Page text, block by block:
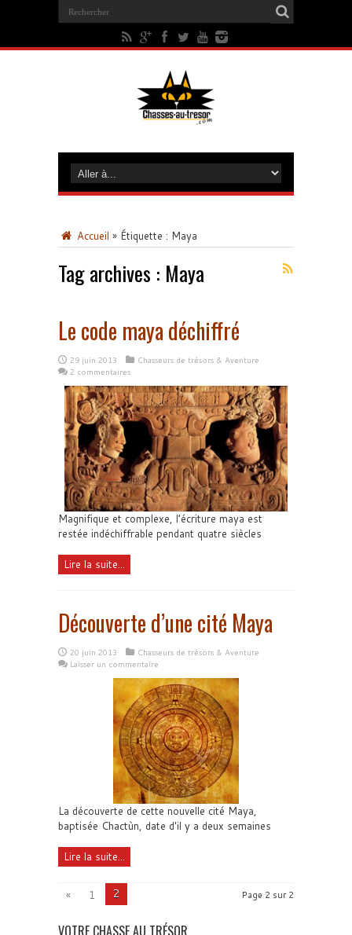
Accueil » Étiquette : Maya
Tag archives : Maya
Le code maya déchiffré
29 juin 2013
Chasseurs de trésors & Aventure
2 commentaires
Magnifique et complexe, l’écriture maya est
restée indéchiffrable pendant quatre siècles
Lire la suite...
Découverte d’une cité Maya
20 juin 2013
Chasseurs de trésors & Aventure
Laisser un commentaire
La découverte de cette nouvelle cité Maya,
baptisée Chactùn, date d'il y a deux semaines
Lire la suite...
Page 2 sur 2
« 1 2
VOTRE CHASSE AU TRÉSOR